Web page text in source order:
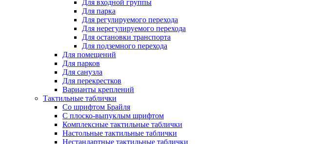
Для входной группы
Для парка
Для регулируемого перехода
Для нерегулируемого перехода
Для остановки транспорта
Для подземного перехода
Для помещений
Для парков
Для санузла
Для перекрестков
Варианты креплений
Тактильные таблички
Со шрифтом Брайля
С плоско-выпуклым шрифтом
Комплексные тактильные таблички
Настольные тактильные таблички
Нестандартные тактильные таблички